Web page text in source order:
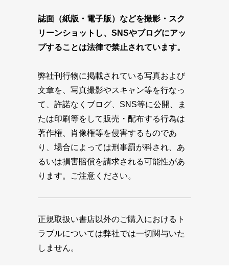
誌面（紙版・電子版）などを撮影・スク
リーンショットし、SNSやブログにアッ
プすることは法律で禁止されています。
弊社刊行物に掲載されている写真および
文章を、写真撮影やスキャン等を行なっ
て、許諾なくブログ、SNS等に公開、ま
たは印刷等をして販売・配布する行為は
著作権、肖像権等を侵害するものであ
り、場合によっては刑事罰が科され、あ
るいは損害賠償を請求される可能性があ
ります。ご注意ください。
正規取扱い書店以外のご購入におけるト
ラブルについては弊社では一切関与いた
しません。